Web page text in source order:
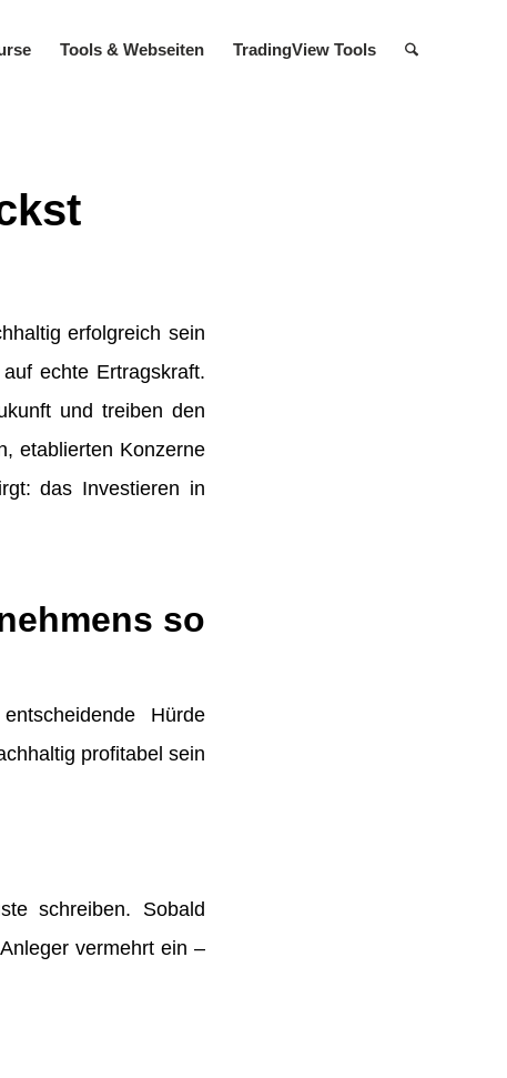
Tools & Web­seiten TradingView Tools
erfolgreich sein
echte Ertragskraft.
und treiben den
etablierten Konzerne
das Investieren in
so
Hürde
profitabel sein
schreiben. Sobald
vermehrt ein –